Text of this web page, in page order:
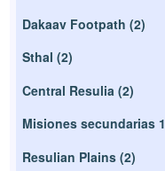
Dakaav Footpath (2)
Sthal (2)
Central Resulia (2)
Misiones secundarias 1
Resulian Plains (2)